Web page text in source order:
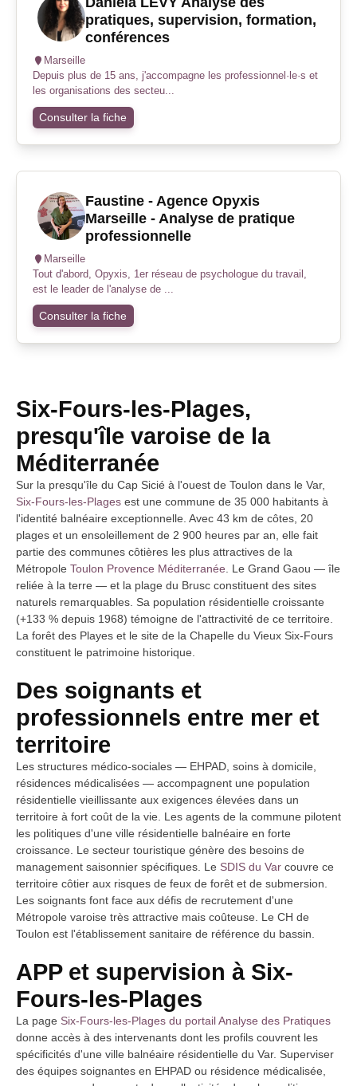
pratiques, supervision, formation,
conférences
Marseille
Depuis plus de 15 ans, j'accompagne les professionnel·le·s et
les organisations des secteu...
Consulter la fiche
Faustine - Agence Opyxis
Marseille - Analyse de pratique
professionnelle
Marseille
Tout d'abord, Opyxis, 1er réseau de psychologue du travail,
est le leader de l'analyse de ...
Consulter la fiche
Six-Fours-les-Plages,
presqu'île varoise de la
Méditerranée
Sur la presqu'île du Cap Sicié à l'ouest de Toulon dans le Var,
Six-Fours-les-Plages est une commune de 35 000 habitants à
l'identité balnéaire exceptionnelle. Avec 43 km de côtes, 20
plages et un ensoleillement de 2 900 heures par an, elle fait
partie des communes côtières les plus attractives de la
Métropole Toulon Provence Méditerranée . Le Grand Gaou — île
reliée à la terre — et la plage du Brusc constituent des sites
naturels remarquables. Sa population résidentielle croissante
(+133 % depuis 1968) témoigne de l'attractivité de ce territoire.
La forêt des Playes et le site de la Chapelle du Vieux Six-Fours
constituent le patrimoine historique.
Des soignants et
professionnels entre mer et
territoire
Les structures médico-sociales — EHPAD, soins à domicile,
résidences médicalisées — accompagnent une population
résidentielle vieillissante aux exigences élevées dans un
territoire à fort coût de la vie. Les agents de la commune pilotent
les politiques d'une ville résidentielle balnéaire en forte
croissance. Le secteur touristique génère des besoins de
management saisonnier spécifiques. Le SDIS du Var couvre ce
territoire côtier aux risques de feux de forêt et de submersion.
Les soignants font face aux défis de recrutement d'une
Métropole varoise très attractive mais coûteuse. Le CH de
Toulon est l'établissement sanitaire de référence du bassin.
APP et supervision à Six-
Fours-les-Plages
La page Six-Fours-les-Plages du portail Analyse des Pratiques
donne accès à des intervenants dont les profils couvrent les
spécificités d'une ville balnéaire résidentielle du Var. Superviser
des équipes soignantes en EHPAD ou résidence médicalisée,